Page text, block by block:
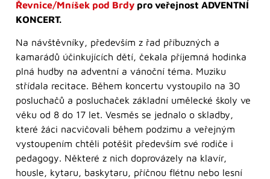
Řevnice/Mníšek pod Brdy pro veřejnost ADVENTNÍ
KONCERT.
Na návštěvníky, především z řad příbuzných a
kamarádů účinkujících dětí, čekala příjemná hodinka
plná hudby na adventní a vánoční téma. Muziku
střídala recitace. Během koncertu vystoupilo na 30
posluchačů a posluchaček základní umělecké školy ve
věku od 8 do 17 let. Vesměs se jednalo o skladby,
které žáci nacvičovali během podzimu a veřejným
vystoupením chtěli potěšit především své rodiče i
pedagogy. Některé z nich doprovázely na klavír,
housle, kytaru, baskytaru, příčnou flétnu nebo lesní